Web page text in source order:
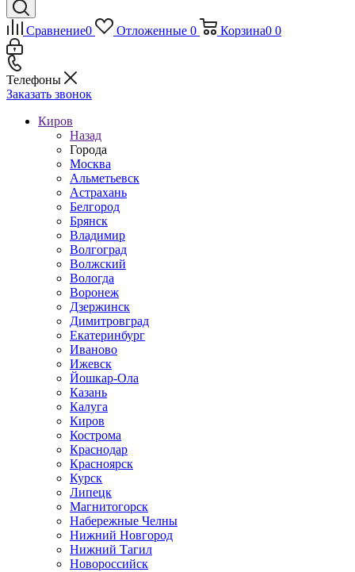
Сравнение0 Отложенные 0 Корзина0 0
Телефоны
Заказать звонок
Киров
Назад
Города
Москва
Альметьевск
Астрахань
Белгород
Брянск
Владимир
Волгоград
Волжский
Вологда
Воронеж
Дзержинск
Димитровград
Екатеринбург
Иваново
Ижевск
Йошкар-Ола
Казань
Калуга
Киров
Кострома
Краснодар
Красноярск
Курск
Липецк
Магнитогорск
Набережные Челны
Нижний Новгород
Нижний Тагил
Новороссийск